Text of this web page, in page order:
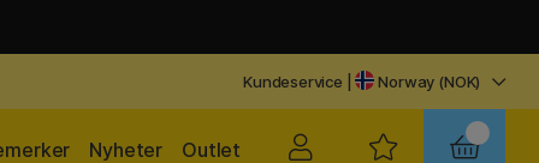
Kundeservice | Norway (NOK)
Outlet
Nyheter